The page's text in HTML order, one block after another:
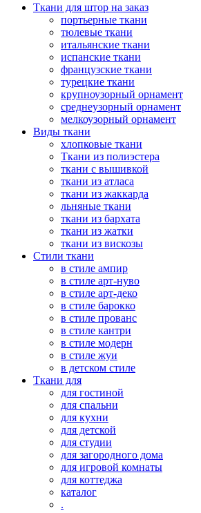
Ткани для штор на заказ
портьерные ткани
тюлевые ткани
итальянские ткани
испанские ткани
французские ткани
турецкие ткани
крупноузорный орнамент
среднеузорный орнамент
мелкоузорный орнамент
Виды ткани
хлопковые ткани
Ткани из полиэстера
ткани с вышивкой
ткани из атласа
ткани из жаккарда
льняные ткани
ткани из бархата
ткани из жатки
ткани из вискозы
Стили ткани
в стиле ампир
в стиле арт-нуво
в стиле арт-деко
в стиле барокко
в стиле прованс
в стиле кантри
в стиле модерн
в стиле жуи
в детском стиле
Ткани для
для гостиной
для спальни
для кухни
для детской
для студии
для загородного дома
для игровой комнаты
для коттеджа
каталог
.